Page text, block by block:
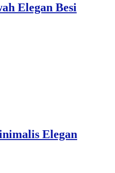
Elegan Besi
Elegan